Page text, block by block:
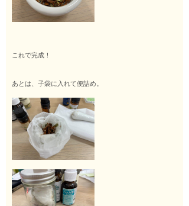
これで完成！
あとは、子袋に入れて便詰め。